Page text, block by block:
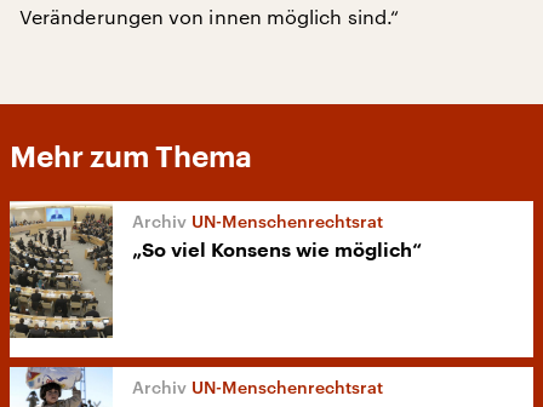
Veränderungen von innen möglich sind.“
Mehr zum Thema
UN-Menschenrechtsrat
„So viel Konsens wie möglich“
UN-Menschenrechtsrat